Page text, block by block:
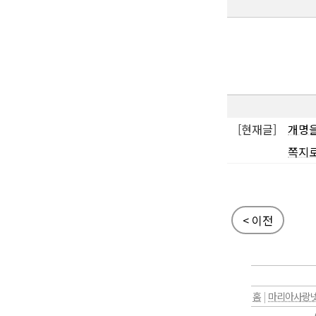
[현재글]
개명
쪽지
< 이전
홈 | 마리아사랑